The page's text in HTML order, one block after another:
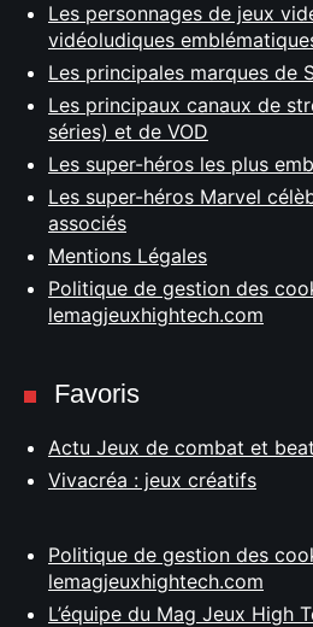
Les personnages de jeux
vidéoludiques
Les principales marques de
Les principaux canaux de
séries) et de VOD
Les super-héros les plus
Les super-héros Marvel
associés
Mentions Légales
Politique de gestion des
lemagjeuxhightech.com
Favoris
Actu Jeux de combat et
Vivacréa : jeux créatifs
Politique de gestion des
lemagjeuxhightech.com
L’équipe du Mag Jeux High